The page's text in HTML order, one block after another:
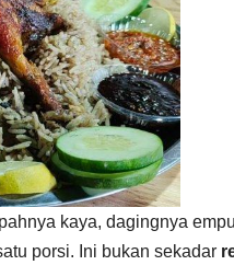
kaya, dagingnya
porsi. Ini bukan sekadar